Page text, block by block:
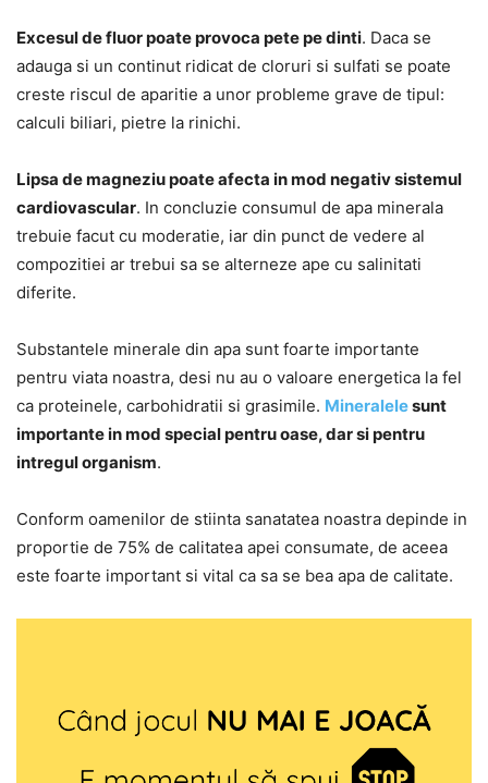
Excesul de fluor poate provoca pete pe dinti. Daca se
adauga si un continut ridicat de cloruri si sulfati se poate
creste riscul de aparitie a unor probleme grave de tipul:
calculi biliari, pietre la rinichi.
Lipsa de magneziu poate afecta in mod negativ sistemul
cardiovascular. In concluzie consumul de apa minerala
trebuie facut cu moderatie, iar din punct de vedere al
compozitiei ar trebui sa se alterneze ape cu salinitati
diferite.
Substantele minerale din apa sunt foarte importante
pentru viata noastra, desi nu au o valoare energetica la fel
ca proteinele, carbohidratii si grasimile. Mineralelesunt
importante in mod special pentru oase, dar si pentru
intregul organism.
Conform oamenilor de stiinta sanatatea noastra depinde in
proportie de 75% de calitatea apei consumate, de aceea
este foarte important si vital ca sa se bea apa de calitate.